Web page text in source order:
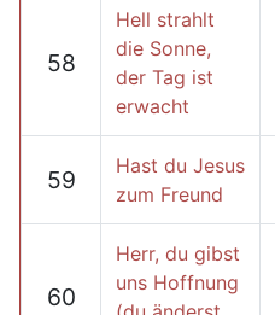
58
Hell strahlt
die Sonne,
der Tag ist
erwacht
59
Hast du Jesus
zum Freund
60
Herr, du gibst
uns Hoffnung